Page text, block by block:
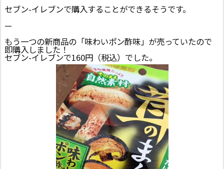
セブン-イレブンで購入することができるそうです。
—
もう一つの新商品の「味わいポン酢味」が売っていたので
即購入しました！
セブン-イレブンで160円（税込）でした。